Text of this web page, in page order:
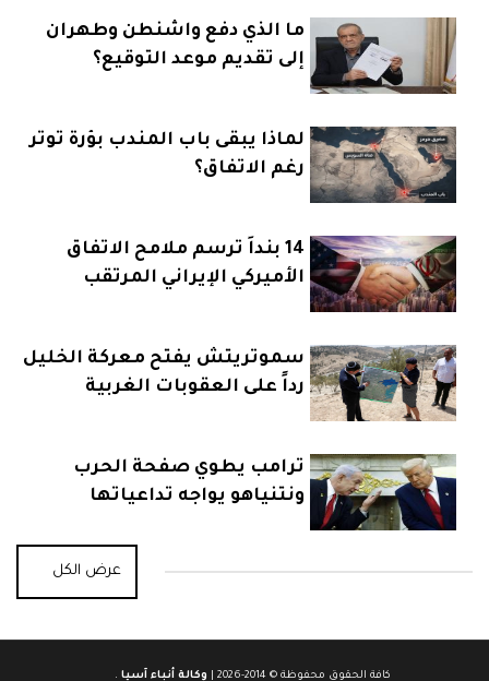
ما الذي دفع واشنطن وطهران
إلى تقديم موعد التوقيع؟
لماذا يبقى باب المندب بؤرة توتر
رغم الاتفاق؟
14 بنداً ترسم ملامح الاتفاق
الأميركي الإيراني المرتقب
سموتريتش يفتح معركة الخليل
رداً على العقوبات الغربية
ترامب يطوي صفحة الحرب
ونتنياهو يواجه تداعياتها
عرض الكل
كافة الحقوق محفوظة © 2014-2026 | وكالة أنباء آسيا .